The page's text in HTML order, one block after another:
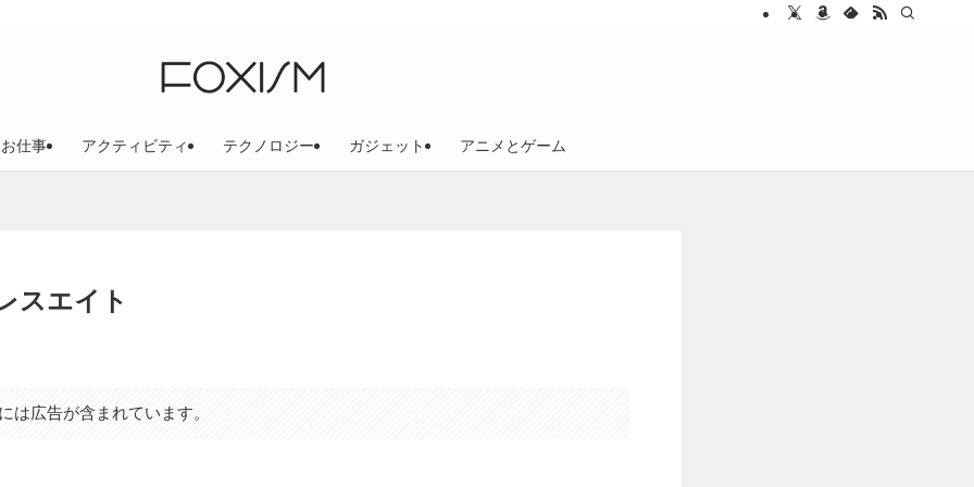
お仕事 アクティビティ テクノロジー ガジェット アニメとゲーム
スエイト
は広告が含まれています。